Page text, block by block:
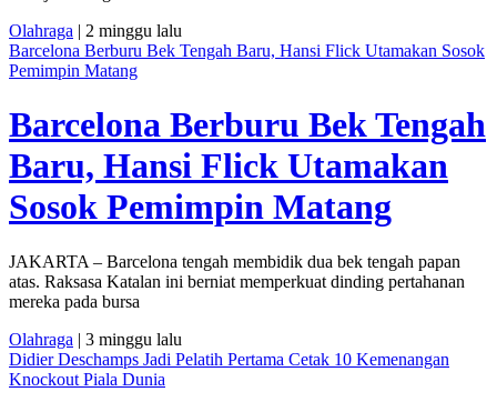
Olahraga | 2 minggu lalu
Barcelona Berburu Bek Tengah Baru, Hansi Flick Utamakan Sosok
Pemimpin Matang
Barcelona Berburu Bek Tengah
Baru, Hansi Flick Utamakan
Sosok Pemimpin Matang
JAKARTA – Barcelona tengah membidik dua bek tengah papan
atas. Raksasa Katalan ini berniat memperkuat dinding pertahanan
mereka pada bursa
Olahraga | 3 minggu lalu
Didier Deschamps Jadi Pelatih Pertama Cetak 10 Kemenangan
Knockout Piala Dunia